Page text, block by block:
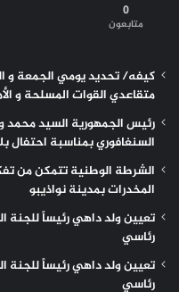
0
متابعون
متقاعدي القوات المسلحة و
رئيس الجمهورية السيد محمد
السنغافوري بمناسبة احتفال
الشرطة الوطنية تتمكن من
المخدرات بمدينة نواذيبو
تعيين ولد داهي رئيساً
رئاسي
تعيين ولد داهي رئيساً
رئاسي